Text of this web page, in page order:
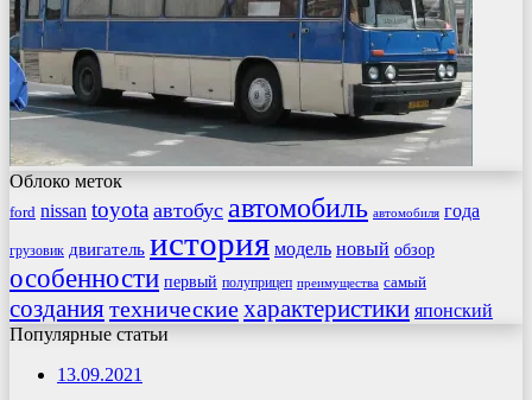
Облоко меток
ford nissan toyota автобус автомобиль автомобиля года
грузовик двигатель история модель новый обзор
особенности первый полуприцеп преимущества самый
созданиятехническиехарактеристики японский
Популярные статьи
13.09.2021